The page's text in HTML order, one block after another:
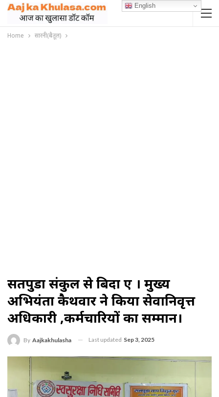
Home सारनी(बैतूल)
सतपुडा संकुल से बिदा हुए । मुख्य
अभियंता कैथवार ने किया सेवानिवृत्त
अधिकारी ,कर्मचारियों का सम्मान।
By Aajkakhulasha Last updated Sep 3, 2025
English